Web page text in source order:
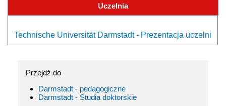
Uczelnia
Technische Universität Darmstadt - Prezentacja uczelni
Przejdź do
Darmstadt - pedagogiczne
Darmstadt - Studia doktorskie